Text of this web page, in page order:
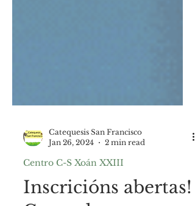
Catequesis San Francisco
Jan 26, 2024
2 min read